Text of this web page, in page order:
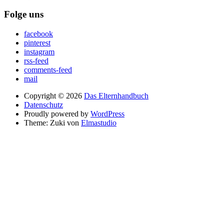
Folge uns
facebook
pinterest
instagram
rss-feed
comments-feed
mail
Copyright © 2026 Das Elternhandbuch
Datenschutz
Proudly powered by WordPress
Theme: Zuki von Elmastudio